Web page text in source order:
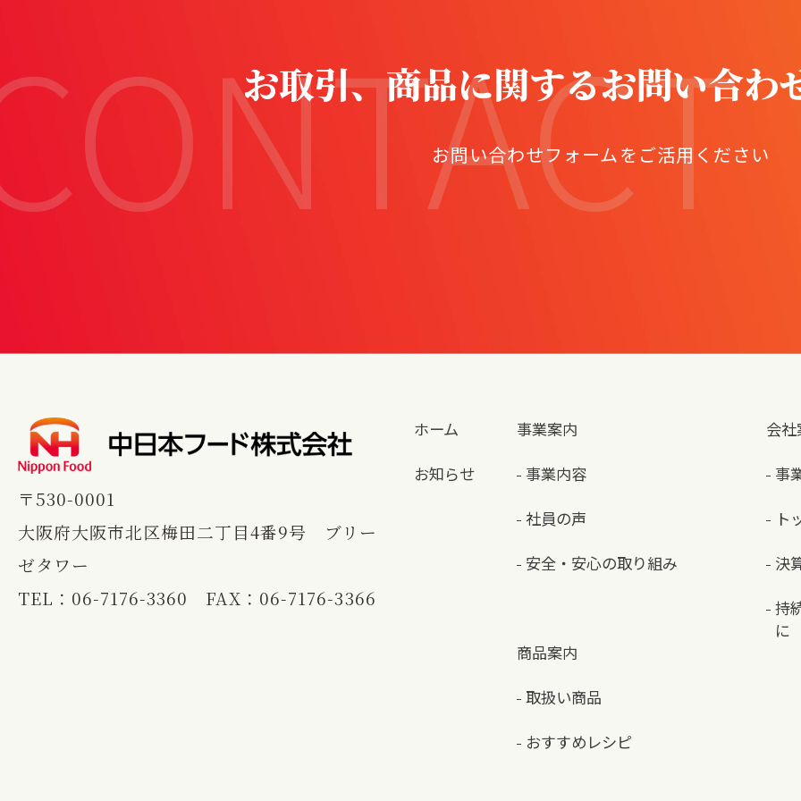
お取引、商品に関するお問い合わ
お問い合わせフォームをご活用ください
〒530-0001
大阪府大阪市北区梅田二丁目4番9号 ブリー
ゼタワー
TEL： 06-7176-3360 FAX：06-7176-3366
ホーム
お知らせ
事業案内
事業内容
社員の声
安全・安心の取り組み
商品案内
取扱い商品
おすすめレシピ
会
事
ト
決
持
に